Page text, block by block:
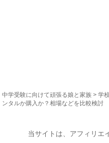
中学受験に向けて頑張る娘と家族 >学
ンタルか購入か？相場などを比較検討
当サイトは、アフィリエ